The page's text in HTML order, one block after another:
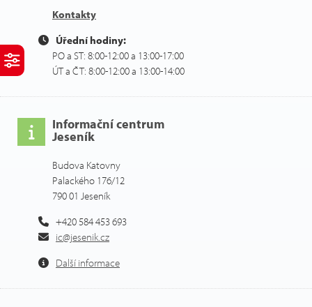
Kontakty
Úřední hodiny:
PO a ST: 8:00-12:00 a 13:00-17:00
ÚT a ČT: 8:00-12:00 a 13:00-14:00
Informační centrum
Jeseník
Budova Katovny
Palackého 176/12
790 01 Jeseník
+420 584 453 693
ic@jesenik.cz
Další informace